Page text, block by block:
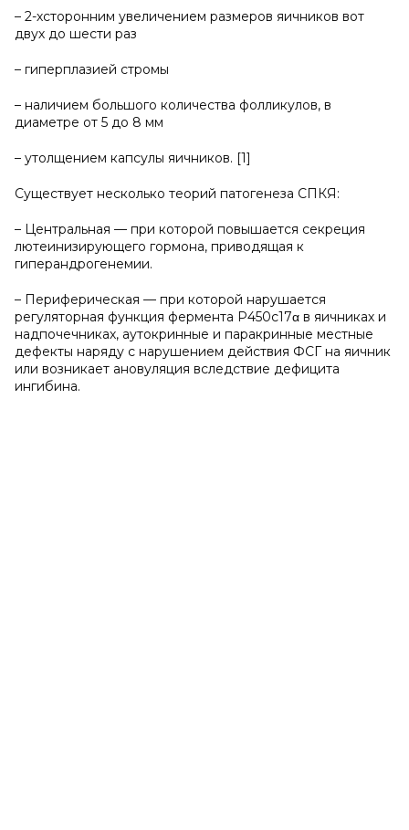
– 2-хсторонним увеличением размеров яичников вот
двух до шести раз
– гиперплазией стромы
– наличием большого количества фолликулов, в
диаметре от 5 до 8 мм
– утолщением капсулы яичников. [1]
Существует несколько теорий патогенеза СПКЯ:
– Центральная — при которой повышается секреция
лютеинизирующего гормона, приводящая к
гиперандрогенемии.
– Периферическая — при которой нарушается
регуляторная функция фермента Р450с17α в яичниках и
надпочечниках, аутокринные и паракринные местные
дефекты наряду с нарушением действия ФСГ на яичник
или возникает ановуляция вследствие дефицита
ингибина.